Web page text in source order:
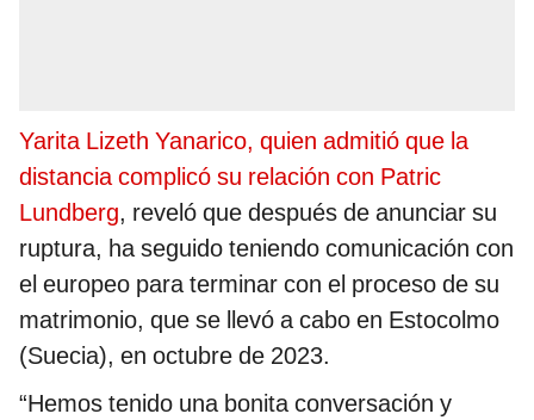
Yarita Lizeth Yanarico, quien admitió que la
distancia complicó su relación con Patric
Lundberg, reveló que después de anunciar su
ruptura, ha seguido teniendo comunicación con
el europeo para terminar con el proceso de su
matrimonio, que se llevó a cabo en Estocolmo
(Suecia), en octubre de 2023.
“Hemos tenido una bonita conversación y